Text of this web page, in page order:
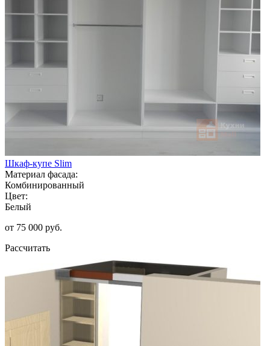
Шкаф-купе Slim
Материал фасада:
Комбинированный
Цвет:
Белый
от 75 000 руб.
Рассчитать